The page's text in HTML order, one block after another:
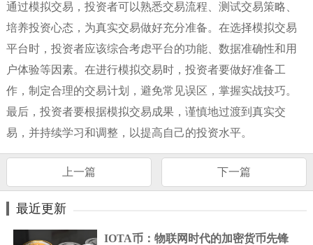
通过模拟交易，投资者可以熟悉交易流程、测试交易策略、
培养投资心态，为真实交易做好充分准备。在选择模拟交易
平台时，投资者应该综合考虑平台的功能、数据准确性和用
户体验等因素。在进行模拟交易时，投资者要做好准备工
作，制定合理的交易计划，避免常见误区，掌握实战技巧。
最后，投资者要根据模拟交易成果，谨慎地过渡到真实交
易，并持续学习和调整，以提高自己的投资水平。
上一篇 下一篇
最近更新
IOTA币：物联网时代的加密货币先锋